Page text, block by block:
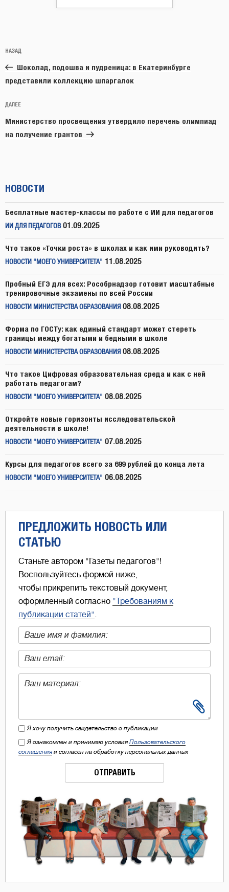
по
записям
Предыдущая
запись:
НАЗАД
Шоколад, подошва и пудреница: в Екатеринбурге
представили коллекцию шпаргалок
Следующая
запись
ДАЛЕЕ
Министерство просвещения утвердило перечень олимпиад
на получение грантов
НОВОСТИ
Бесплатные мастер-классы по работе с ИИ для педагогов
ИИ ДЛЯ ПЕДАГОГОВ 01.09.2025
Что такое «Точки роста» в школах и как ими руководить?
НОВОСТИ "МОЕГО УНИВЕРСИТЕТА" 11.08.2025
Пробный ЕГЭ для всех: Рособрнадзор готовит масштабные
тренировочные экзамены по всей России
НОВОСТИ МИНИСТЕРСТВА ОБРАЗОВАНИЯ 08.08.2025
Форма по ГОСТу: как единый стандарт может стереть
границы между богатыми и бедными в школе
НОВОСТИ МИНИСТЕРСТВА ОБРАЗОВАНИЯ 08.08.2025
Что такое Цифровая образовательная среда и как с ней
работать педагогам?
НОВОСТИ "МОЕГО УНИВЕРСИТЕТА" 08.08.2025
Откройте новые горизонты исследовательской
деятельности в школе!
НОВОСТИ "МОЕГО УНИВЕРСИТЕТА" 07.08.2025
Курсы для педагогов всего за 699 рублей до конца лета
НОВОСТИ "МОЕГО УНИВЕРСИТЕТА" 06.08.2025
ПРЕДЛОЖИТЬ НОВОСТЬ ИЛИ
СТАТЬЮ
Станьте автором "Газеты педагогов"!
Воспользуйтесь формой ниже,
чтобы прикрепить текстовый документ,
оформленный согласно "Требованиям к
публикации статей"
Я хочу получить свидетельство о публикации
Я ознакомлен и принимаю условия Пользовательского
соглашения и согласен на обработку персональных данных
ОТПРАВИТЬ